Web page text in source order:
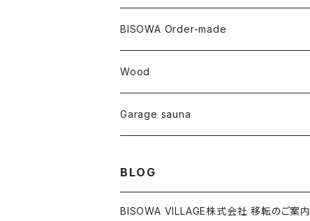
クォーツインクォーツ
ムーンストーン
アメリカ
Tomoko Uemura Art 麻炭陶器
YUGEN GLASS
others
foods
オーガニックフリース
碧-AOI-の松葉天然酵母パン
Uwajima Japan
BISOWA Order-made
∞Seiko Usami∞
Wood
Garage sauna
BLOG
BISOWA VILLAGE株式会社 移転のご案内